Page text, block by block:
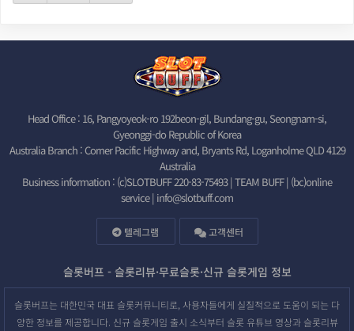
Head Office : 16, Pangyoyeok-ro 192beon-gil, Bundang-gu, Seongnam-si,
Gyeonggi-do Republic of Korea
Australia Branch : Corner Pacific Highway and, Bryants Rd, Loganholme QLD 4129
Australia
Business information : (c)SLOTBUFF 220-83-75493 | TEAM BUFF | (bc)online
service | info@slotbuff.com
텔레그램 고객센터
슬롯버프 - 슬롯리뷰·무료슬롯·신규 슬롯게임 정보
슬롯버프는 대한민국 대표 슬롯커뮤니티로, 사용자들에게 실질적으로 도움이 되는 다
양한 정보를 제공합니다. 신규 슬롯게임 출시 소식부터 슬롯 유튜브 영상과 슬롯리뷰